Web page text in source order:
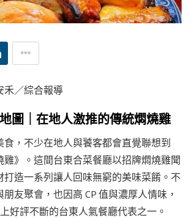
禾／綜合報導
圖｜在地人激推的傳統燜燒雞
食，不少在地人與饕客都會直覺聯想到
雞》。這間台東合菜餐廳以招牌燜燒雞聞
打造一系列讓人回味無窮的美味菜餚。不
友聚會，也因高 CP 值與濃厚人情味，
好評不斷的台東人氣餐廳代表之一。